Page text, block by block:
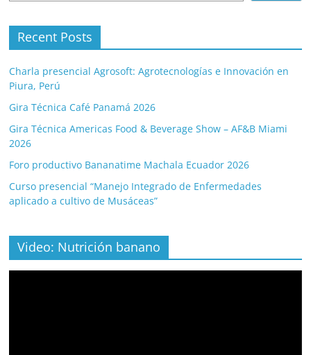
Recent Posts
Charla presencial Agrosoft: Agrotecnologías e Innovación en
Piura, Perú
Gira Técnica Café Panamá 2026
Gira Técnica Americas Food & Beverage Show – AF&B Miami
2026
Foro productivo Bananatime Machala Ecuador 2026
Curso presencial “Manejo Integrado de Enfermedades
aplicado a cultivo de Musáceas”
Video: Nutrición banano